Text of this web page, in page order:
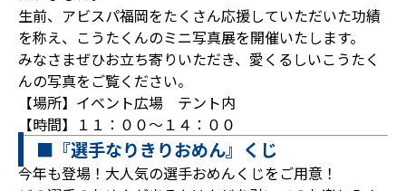
生前、アビスパ福岡をたくさん応援していただいた功績
を称え、こうたくんのミニ写真展を開催いたします。
みなさまぜひお立ち寄りいただき、愛くるしいこうたく
んの写真をご覧ください。
【場所】イベント広場 テント内
【時間】１１：００～１４：００
■『選手なりきりおめん』くじ
今年も登場！大人気の選手おめんくじをご用意！